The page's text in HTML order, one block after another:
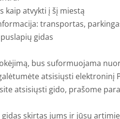
kaip atvykti į šį miestą
transportas,
puslapių gidas
bus suformuojama
atsisiųsti elektroninį
atsisiųsti gido, prašome
gidas skirtas jums ir jūsų